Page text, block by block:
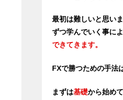
最初は難しいと思い
ずつ学んでいく事に
できてきます。
FXで勝つための手法
まずは基礎から始めて